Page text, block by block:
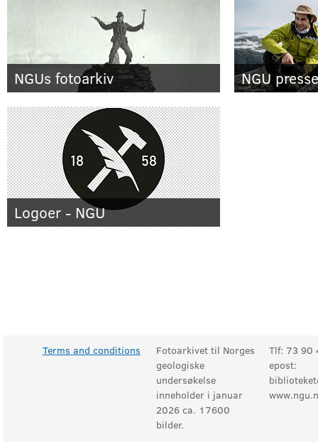
NGUs fotoarkiv NGU
Logoer - NGU
Terms and conditions
Fotoarkivet til Norges
geologiske
undersøkelse
inneholder i januar
2026 ca. 17600
bilder.
Tlf: 73 90
epost: